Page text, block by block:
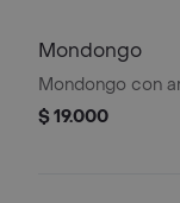
Mondongo
Mondongo con
$ 19.000